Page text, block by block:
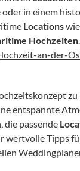
in einem
Locations
Hochzeiten
an-der-
entspannte
die passende
Tipps